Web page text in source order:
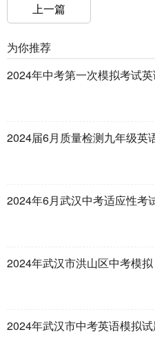
上一篇
为你推荐
2024年中考第一次模拟考试
2024届6月质量检测九年级英
2024年6月武汉中考适应性考
2024年武汉市洪山区中考模
2024年武汉市中考英语模拟试